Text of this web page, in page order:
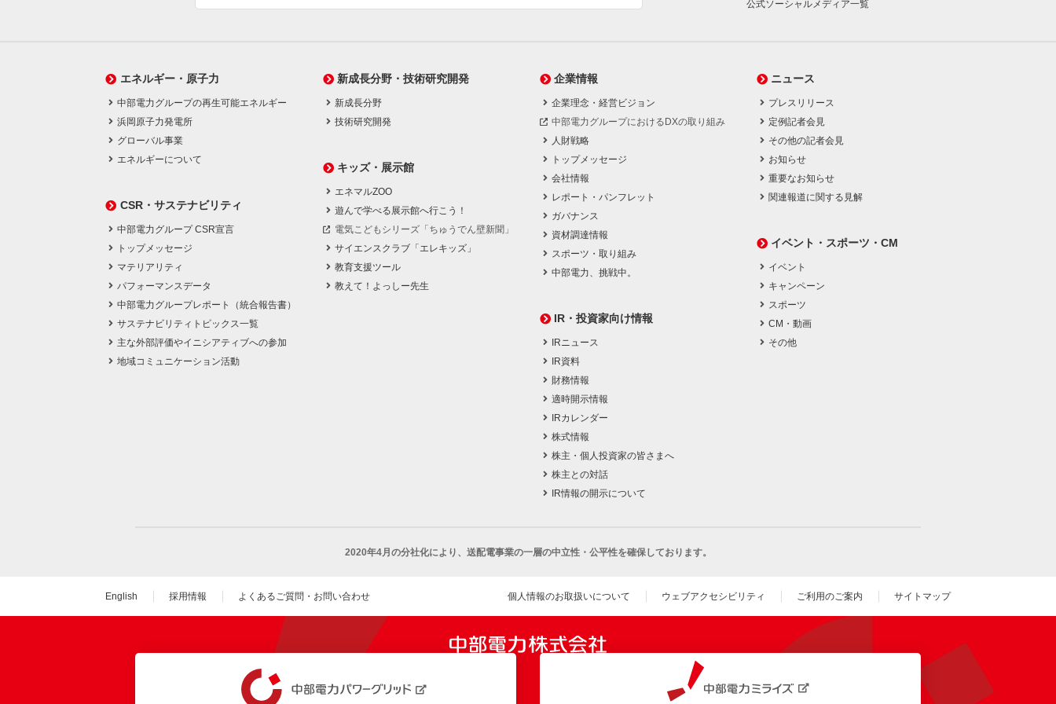
公式ソーシャルメディア一覧
エネルギー・原子力
中部電力グループの再生可能エネルギー
浜岡原子力発電所
グローバル事業
エネルギーについて
CSR・サステナビリティ
中部電力グループ CSR宣言
トップメッセージ
マテリアリティ
パフォーマンスデータ
中部電力グループレポート（統合報告書）
サステナビリティトピックス一覧
主な外部評価やイニシアティブへの参加
地域コミュニケーション活動
新成長分野・技術研究開発
新成長分野
技術研究開発
キッズ・展示館
エネマルZOO
遊んで学べる展示館へ行こう！
電気こどもシリーズ「ちゅうでん壁新聞」
サイエンスクラブ「エレキッズ」
教育支援ツール
教えて！よっしー先生
企業情報
企業理念・経営ビジョン
中部電力グループにおけるDXの取り組み
人財戦略
トップメッセージ
会社情報
レポート・パンフレット
ガバナンス
資材調達情報
スポーツ・取り組み
中部電力、挑戦中。
IR・投資家向け情報
IRニュース
IR資料
財務情報
適時開示情報
IRカレンダー
株式情報
株主・個人投資家の皆さまへ
株主との対話
IR情報の開示について
ニュース
プレスリリース
定例記者会見
その他の記者会見
お知らせ
重要なお知らせ
関連報道に関する見解
イベント・スポーツ・CM
イベント
キャンペーン
スポーツ
CM・動画
その他
2020年4月の分社化により、 送配電事業の一層の中立性・公平性を確保しております。
English 採用情報 よくあるご質問・お問い合わせ 個人情報のお取扱いについて ウェブアクセシビリティ ご利用のご案内 サイトマップ